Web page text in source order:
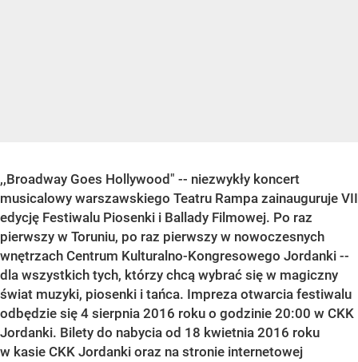
,,Broadway Goes Hollywood" -- niezwykły koncert
musicalowy warszawskiego Teatru Rampa zainauguruje VII
edycję Festiwalu Piosenki i Ballady Filmowej. Po raz
pierwszy w Toruniu, po raz pierwszy w nowoczesnych
wnętrzach Centrum Kulturalno-Kongresowego Jordanki --
dla wszystkich tych, którzy chcą wybrać się w magiczny
świat muzyki, piosenki i tańca. Impreza otwarcia festiwalu
odbędzie się 4 sierpnia 2016 roku o godzinie 20:00 w CKK
Jordanki. Bilety do nabycia od 18 kwietnia 2016 roku
w kasie CKK Jordanki oraz na stronie internetowej